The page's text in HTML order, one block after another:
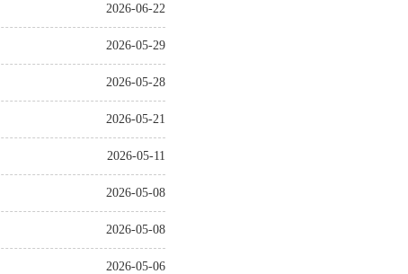
2026-06-22
2026-05-29
2026-05-28
2026-05-21
2026-05-11
2026-05-08
2026-05-08
2026-05-06